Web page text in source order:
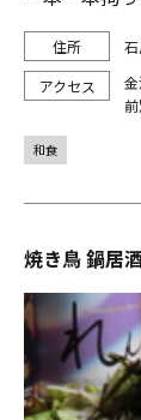
和食
焼き鳥 鍋居